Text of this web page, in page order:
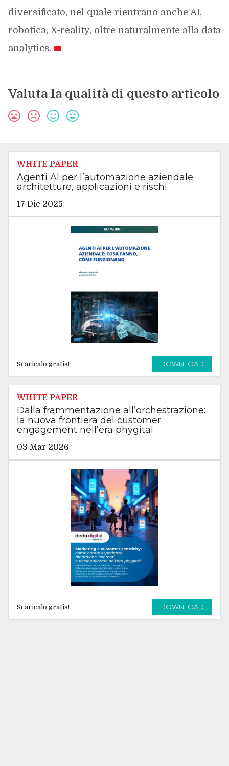
diversificato, nel quale rientrano anche AI,
robotica, X-reality, oltre naturalmente alla data
analytics.
Valuta la qualità di questo articolo
WHITE PAPER
Agenti AI per l’automazione aziendale:
architetture, applicazioni e rischi
17 Dic 2025
Scaricalo gratis! DOWNLOAD
WHITE PAPER
Dalla frammentazione all’orchestrazione:
la nuova frontiera del customer
engagement nell’era phygital
03 Mar 2026
Scaricalo gratis! DOWNLOAD